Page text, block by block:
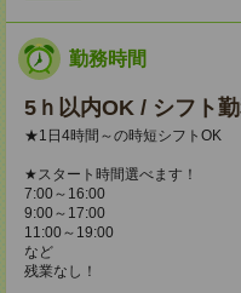
勤務時間
5ｈ以内OK / シフト
★1日4時間～の時短シフトOK
★スタート時間選べます！
7:00～16:00
9:00～17:00
11:00～19:00
など
残業なし！